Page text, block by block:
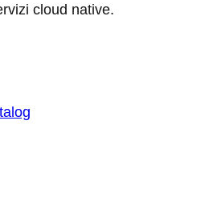
cloud native.